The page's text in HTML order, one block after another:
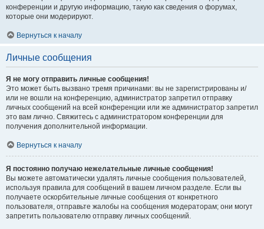
конференции и другую информацию, такую как сведения о форумах,
которые они модерируют.
Вернуться к началу
Личные сообщения
Я не могу отправить личные сообщения!
Это может быть вызвано тремя причинами: вы не зарегистрированы и/
или не вошли на конференцию, администратор запретил отправку
личных сообщений на всей конференции или же администратор запретил
это вам лично. Свяжитесь с администратором конференции для
получения дополнительной информации.
Вернуться к началу
Я постоянно получаю нежелательные личные сообщения!
Вы можете автоматически удалять личные сообщения пользователей,
используя правила для сообщений в вашем личном разделе. Если вы
получаете оскорбительные личные сообщения от конкретного
пользователя, отправьте жалобы на сообщения модераторам; они могут
запретить пользователю отправку личных сообщений.